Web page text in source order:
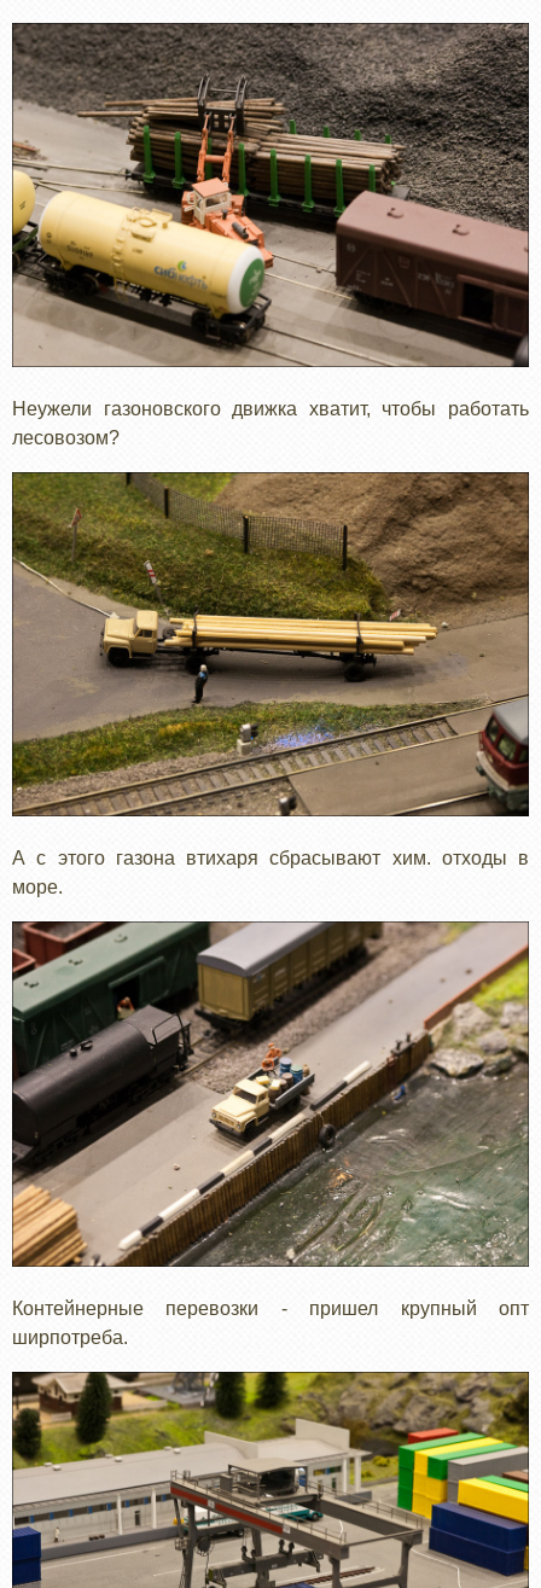
Неужели газоновского движка хватит, чтобы работать
лесовозом?
А с этого газона втихаря сбрасывают хим. отходы в
море.
Контейнерные перевозки - пришел крупный опт
ширпотреба.